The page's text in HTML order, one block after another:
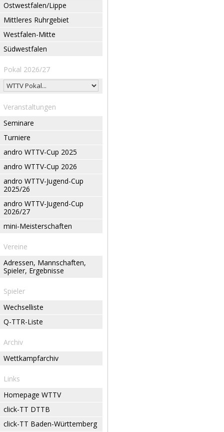
Ostwestfalen/Lippe
Mittleres Ruhrgebiet
Westfalen-Mitte
Südwestfalen
Pokal 2026/27
Veranstaltungen
Seminare
Turniere
andro WTTV-Cup 2025
andro WTTV-Cup 2026
andro WTTV-Jugend-Cup
2025/26
andro WTTV-Jugend-Cup
2026/27
mini-Meisterschaften
Vereine
Adressen, Mannschaften,
Spieler, Ergebnisse
Spieler
Wechselliste
Q-TTR-Liste
Archiv
Wettkampfarchiv
Links
Homepage WTTV
click-TT DTTB
click-TT Baden-Württemberg